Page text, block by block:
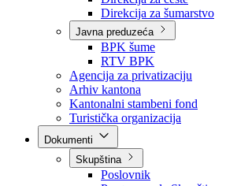
Direkcije
Direkcija za robne rezerve
Direkcija za ceste
Direkcija za šumarstvo
Javna preduzeća
BPK šume
RTV BPK
Agencija za privatizaciju
Arhiv kantona
Kantonalni stambeni fond
Turistička organizacija